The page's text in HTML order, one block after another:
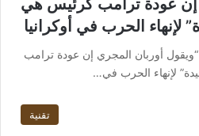
إن عودة ترامب كرئيس هي
لإنهاء الحرب في أوكرانيا
أوربان المجري إن عودة ترامب
لإنهاء الحرب في…
تقنية